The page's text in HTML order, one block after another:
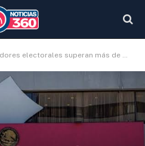
electorales superan más de 34 mil.